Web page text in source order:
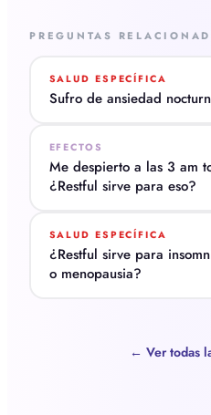
PREGUNTAS
SALUD ESPECÍFICA
Sufro de ansiedad
EFECTOS
Me despierto a las 3 am
¿Restful sirve para eso?
SALUD ESPECÍFICA
¿Restful sirve para
o menopausia?
← Ver todas